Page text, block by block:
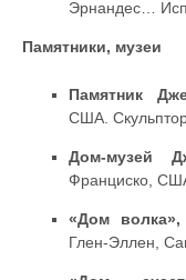
Эрнандес…
Памятники, музеи
Памятник
США. Скульптор
Дом-музей
Франциско,
«Дом
Глен-Эллен,